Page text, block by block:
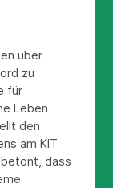
über
zu
für
Leben
den
am KIT
dass